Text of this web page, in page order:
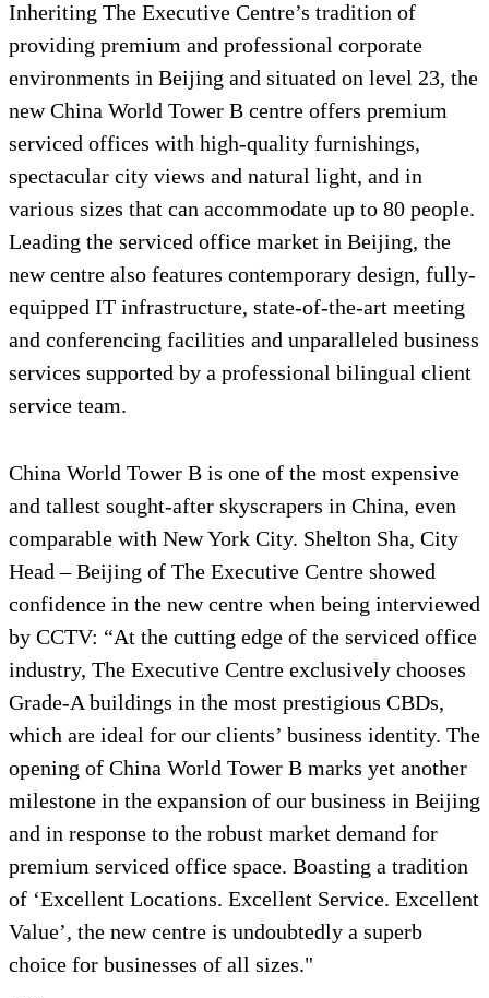
Inheriting The Executive Centre’s tradition of
providing premium and professional corporate
environments in Beijing and situated on level 23, the
new China World Tower B centre offers premium
serviced offices with high-quality furnishings,
spectacular city views and natural light, and in
various sizes that can accommodate up to 80 people.
Leading the serviced office market in Beijing, the
new centre also features contemporary design, fully-
equipped IT infrastructure, state-of-the-art meeting
and conferencing facilities and unparalleled business
services supported by a professional bilingual client
service team.
China World Tower B is one of the most expensive
and tallest sought-after skyscrapers in China, even
comparable with New York City. Shelton Sha, City
Head – Beijing of The Executive Centre showed
confidence in the new centre when being interviewed
by CCTV: “At the cutting edge of the serviced office
industry, The Executive Centre exclusively chooses
Grade-A buildings in the most prestigious CBDs,
which are ideal for our clients’ business identity. The
opening of China World Tower B marks yet another
milestone in the expansion of our business in Beijing
and in response to the robust market demand for
premium serviced office space. Boasting a tradition
of ‘Excellent Locations. Excellent Service. Excellent
Value’, the new centre is undoubtedly a superb
choice for businesses of all sizes."